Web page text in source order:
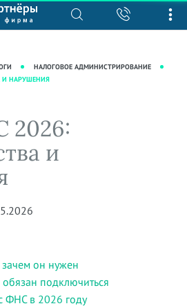
НАЛОГОВОЕ АДМИНИСТРИРОВАНИЕ
И НАРУШЕНИЯ
2026:
и
он нужен
подключиться
ФНС в 2026 году